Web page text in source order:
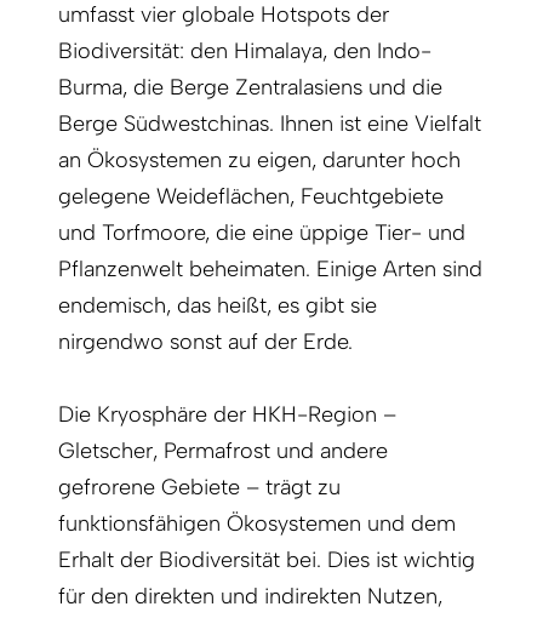
umfasst vier globale Hotspots der
Biodiversität: den Himalaya, den Indo-
Burma, die Berge Zentralasiens und die
Berge Südwestchinas. Ihnen ist eine Vielfalt
an Ökosystemen zu eigen, darunter hoch
gelegene Weideflächen, Feuchtgebiete
und Torfmoore, die eine üppige Tier- und
Pflanzenwelt beheimaten. Einige Arten sind
endemisch, das heißt, es gibt sie
nirgendwo sonst auf der Erde.
Die Kryosphäre der HKH-Region –
Gletscher, Permafrost und andere
gefrorene Gebiete – trägt zu
funktionsfähigen Ökosystemen und dem
Erhalt der Biodiversität bei. Dies ist wichtig
für den direkten und indirekten Nutzen,